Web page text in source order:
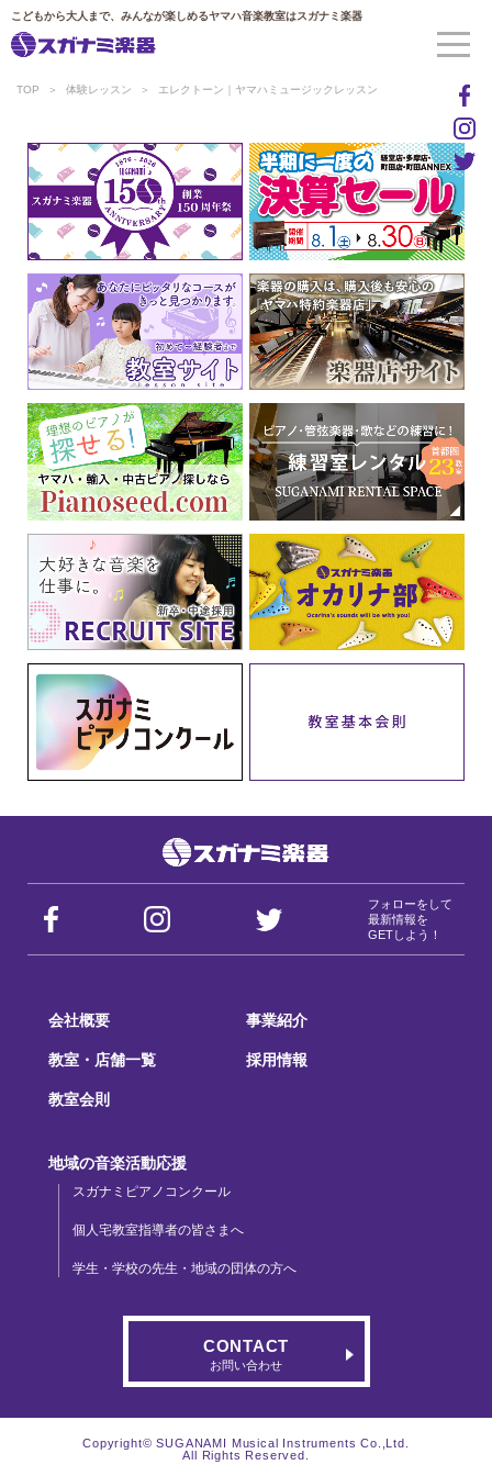
こどもから大人まで、みんなが楽しめるヤマハ音楽教室はスガナミ楽器
TOP 体験レッスン エレクトーン｜ヤマハミュージックレッスン
フォローをして
最新情報を
GETしよう！
会社概要 事業紹介
教室・店舗一覧 採用情報
教室会則
地域の音楽活動応援
スガナミピアノコンクール
個人宅教室指導者の皆さまへ
学生・学校の先生・地域の団体の方へ
CONTACT
お問い合わせ
Copyright© SUGANAMI Musical Instruments Co.,Ltd.
All Rights Reserved.